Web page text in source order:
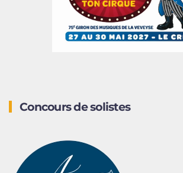
Concours de solistes